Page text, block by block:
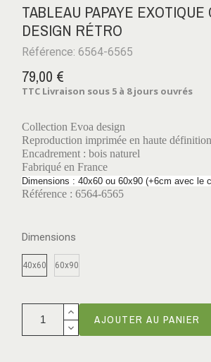
TABLEAU PAPAYE
DESIGN RÉTRO
Référence: 6564-6565
79,00 €
TTC Livraison sous 5 à 8 jours ouvrés
Collection Evoa design
Reproduction imprimée en haute
Encadrement : bois naturel
Fabriqué en France
Dimensions : 40x60 ou 60x90 (+6cm avec le
Référence : 6564-6565
Dimensions
40x60 60x90
AJOUTER AU PANIER